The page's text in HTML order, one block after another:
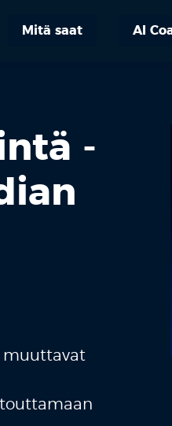
Mitä saat AI
-
muuttavat